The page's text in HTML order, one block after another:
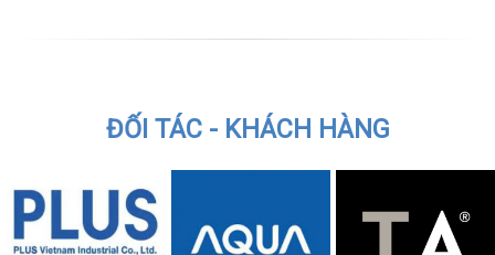
ĐỐI TÁC - KHÁCH HÀNG